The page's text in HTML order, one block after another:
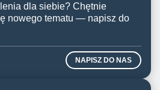
dla siebie? Chętnie
nowego tematu — napisz do
NAPISZ DO NAS